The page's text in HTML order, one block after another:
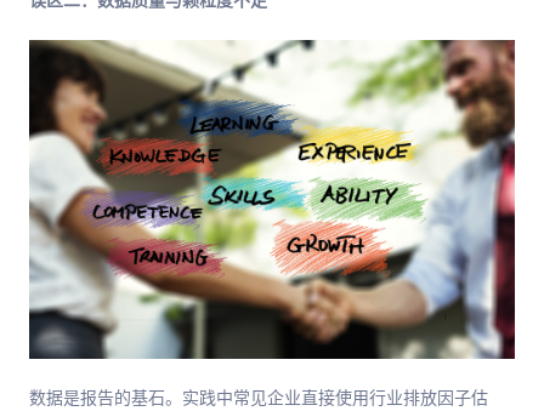
数据是报告的基石。实践中常见企业直接使用行业排放因子估